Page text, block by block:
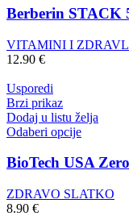
Berberin STACK
VITAMINI I
12.90 €
Usporedi
Brzi prikaz
Dodaj u listu želja
Odaberi opcije
BioTech USA
ZDRAVO SLATKO
8.90 €